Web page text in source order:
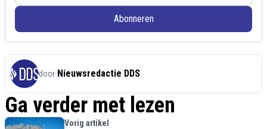
Abonneren
door Nieuwsredactie DDS
Ga verder met lezen
Vorig artikel